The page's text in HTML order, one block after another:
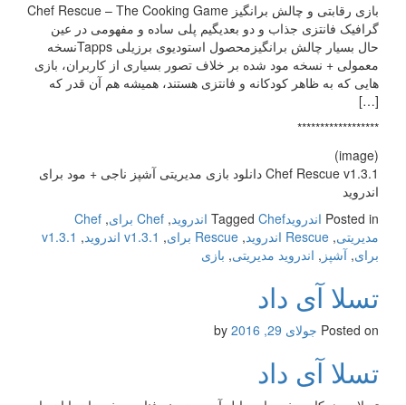
بازی رقابتی و چالش برانگیز Chef Rescue – The Cooking Game
گرافیک فانتزی جذاب و دو بعدیگیم پلی ساده و مفهومی در عین
حال بسیار چالش برانگیزمحصول استودیوی برزیلی Tappsنسخه
معمولی + نسخه مود شده بر خلاف تصور بسیاری از کاربران، بازی
هایی که به ظاهر کودکانه و فانتزی هستند، همیشه هم آن قدر که
[…]
******************
(image)
Chef Rescue v1.3.1 دانلود بازی مدیریتی آشپز ناجی + مود برای
اندروید
Posted in اندروید Tagged Chef اندروید , Chef برای ,
Chef
مدیریتی, Rescue اندروید , Rescue برای , v1.3.1 اندروید ,
v1.3.1
برای,آشپز , اندروید مدیریتی, بازی
تسلا آی داد
Posted on جولای 29, 2016
تسلا آی داد